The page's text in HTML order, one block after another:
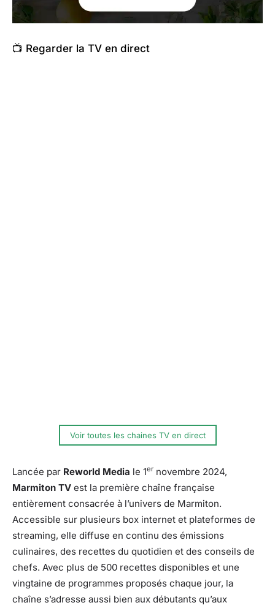
📺 Regarder la TV en direct
Voir toutes les chaines TV en direct
Lancée par Reworld Media le 1er novembre 2024,
Marmiton TV est la première chaîne française
entièrement consacrée à l’univers de Marmiton.
Accessible sur plusieurs box internet et plateformes de
streaming, elle diffuse en continu des émissions
culinaires, des recettes du quotidien et des conseils de
chefs. Avec plus de 500 recettes disponibles et une
vingtaine de programmes proposés chaque jour, la
chaîne s’adresse aussi bien aux débutants qu’aux